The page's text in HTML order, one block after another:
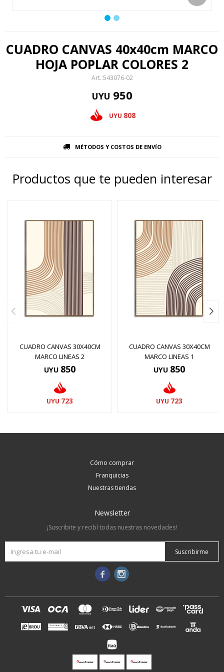
CUADRO CANVAS 40x40cm MARCO
HOJA POPLAR COLORES 2
543076-02
UYU 950
UYU 808
MÉTODOS Y COSTOS DE ENVÍO
Productos que te pueden interesar
CUADRO CANVAS 30X40CM
MARCO LINEAS 2
UYU 850
UYU 723
CUADRO CANVAS 30X40CM
MARCO LINEAS 1
UYU 850
UYU 723
Cómo comprar
Franquicias
Nuestras tiendas
Newsletter
¡Suscribite y recibí todas nuestras novedades!
Suscribirme
 